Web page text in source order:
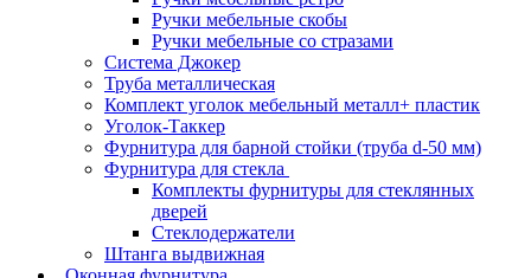
Ручки мебельные скобы
Ручки мебельные со стразами
Система Джокер
Труба металлическая
Комплект уголок мебельный металл+ пластик
Уголок-Таккер
Фурнитура для барной стойки (труба d-50 мм)
Фурнитура для стекла
Комплекты фурнитуры для стеклянных
дверей
Стеклодержатели
Штанга выдвижная